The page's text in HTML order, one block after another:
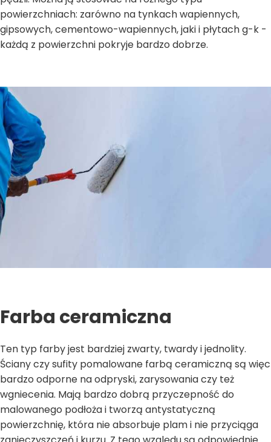
powierzchniach: zarówno na tynkach wapiennych,
gipsowych, cementowo-wapiennych, jaki i płytach g-k -
każdą z powierzchni pokryje bardzo dobrze.
Farba ceramiczna
Ten typ farby jest bardziej zwarty, twardy i jednolity.
Ściany czy sufity pomalowane farbą ceramiczną są więc
bardzo odporne na odpryski, zarysowania czy też
wgniecenia. Mają bardzo dobrą przyczepność do
malowanego podłoża i tworzą antystatyczną
powierzchnię, która nie absorbuje plam i nie przyciąga